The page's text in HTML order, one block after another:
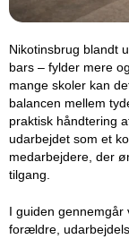
Nikotinsbrug blandt
bars – fylder mere
mange skoler kan
balancen mellem
praktisk håndtering
udarbejdet som et
medarbejdere, der
tilgang.
I guiden gennemgår
forældre,